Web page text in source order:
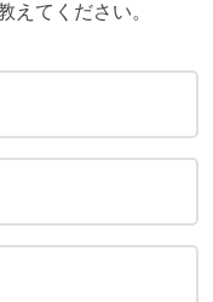
えてください。